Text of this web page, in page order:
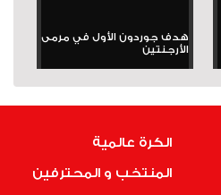
هدف جوردون الأول في مرمى
الأرجنتين
الكرة عالمية
المنتخب و المحترفين